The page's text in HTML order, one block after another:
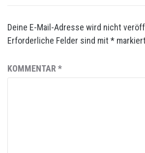
Deine E-Mail-Adresse wird nicht
Erforderliche Felder sind mit * markiert
KOMMENTAR *